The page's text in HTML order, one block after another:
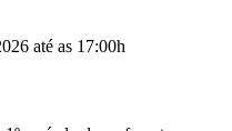
até as 17:00h